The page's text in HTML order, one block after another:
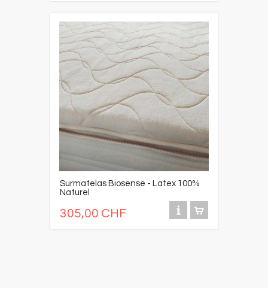
Surmatelas Biosense - Latex 100%
Naturel
305,00 CHF